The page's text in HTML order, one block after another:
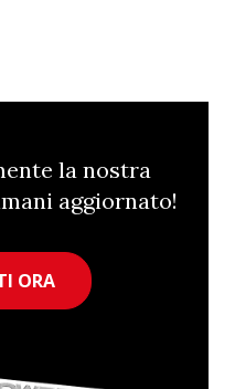
la nostra
aggiornato!
ORA